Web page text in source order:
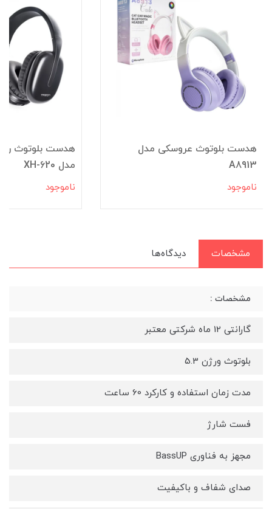
هدست بلوتوث عروسکی مدل
A8913
ناموجود
مدل XH-620
ناموجود
مشخصات دیدگاه‌ها
مشخصات :
گارانتی 12 ماه شرکتی معتبر
بلوتوث ورژن 5.3
مدت زمان استفاده و کارکرد 60 ساعت
فست شارژ
مجهز به فناوری BassUP
صدای شفاف و باکیفیت